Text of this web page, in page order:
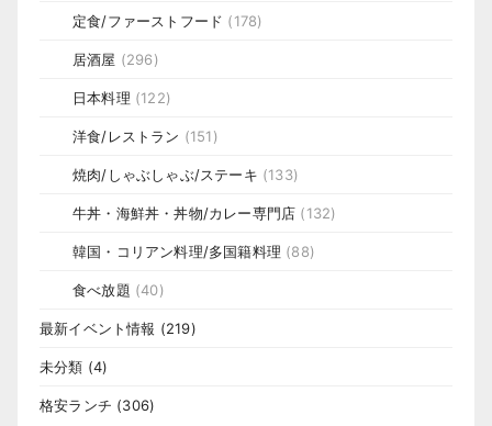
定食/ファーストフード (178)
居酒屋 (296)
日本料理 (122)
洋食/レストラン (151)
焼肉/しゃぶしゃぶ/ステーキ (133)
牛丼・海鮮丼・丼物/カレー専門店 (132)
韓国・コリアン料理/多国籍料理 (88)
食べ放題 (40)
最新イベント情報 (219)
未分類 (4)
格安ランチ (306)